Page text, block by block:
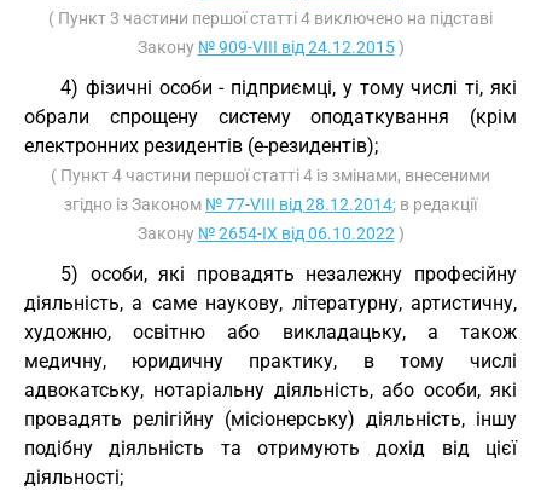
( Пункт 3 частини першої статті 4 виключено на підставі
Закону № 909-VIII від 24.12.2015)
4) фізичні особи - підприємці, у тому числі ті, які
обрали спрощену систему оподаткування (крім
електронних резидентів (е-резидентів);
( Пункт 4 частини першої статті 4 із змінами, внесеними
згідно із Законом № 77-VIII від 28.12.2014; в редакції
Закону № 2654-IX від 06.10.2022 )
5) особи, які провадять незалежну професійну
діяльність, а саме наукову, літературну, артистичну,
художню, освітню або викладацьку, а також
медичну, юридичну практику, в тому числі
адвокатську, нотаріальну діяльність, або особи, які
провадять релігійну (місіонерську) діяльність, іншу
подібну діяльність та отримують дохід від цієї
діяльності;